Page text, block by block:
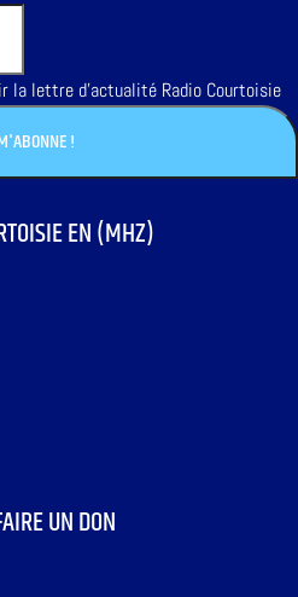
la lettre d'actualité Radio Courtoisie
EN (MHZ)
UN DON